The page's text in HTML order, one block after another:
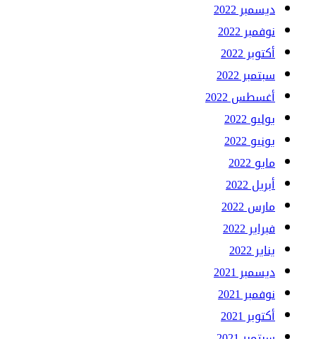
ديسمبر 2022
نوفمبر 2022
أكتوبر 2022
سبتمبر 2022
أغسطس 2022
يوليو 2022
يونيو 2022
مايو 2022
أبريل 2022
مارس 2022
فبراير 2022
يناير 2022
ديسمبر 2021
نوفمبر 2021
أكتوبر 2021